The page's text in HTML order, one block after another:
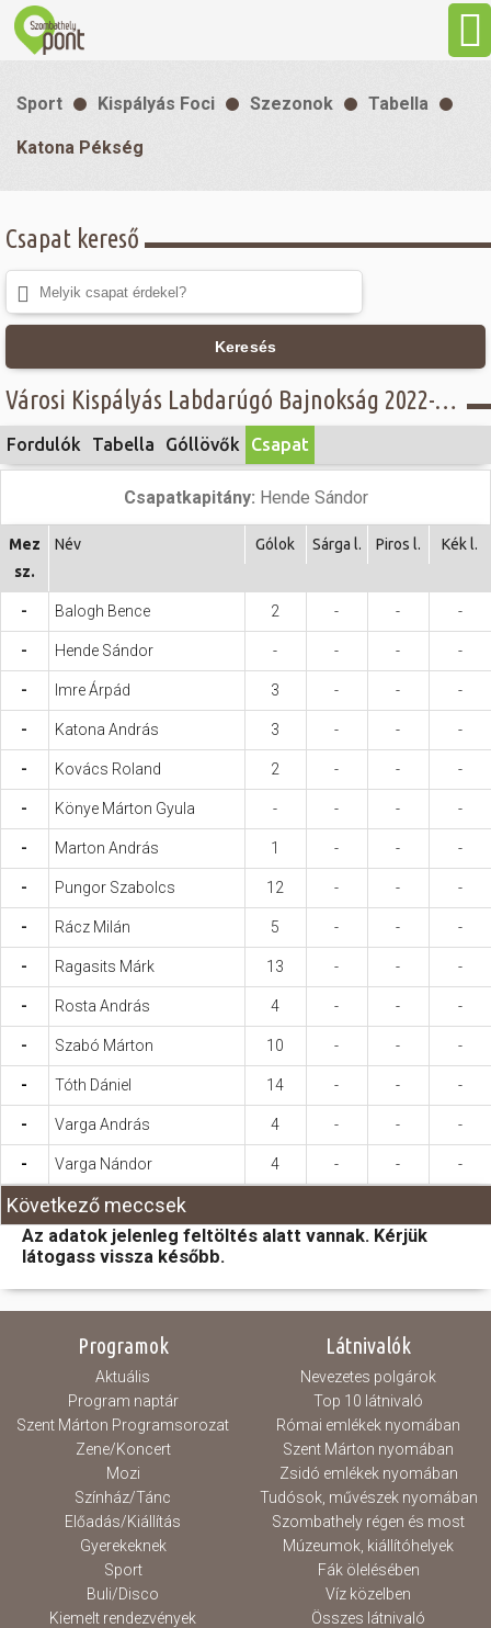
Programok
Gasztronómia
Sport
Szabadidő
Hasznos
Sport Kispályás Foci Szezonok Tabella
Katona Pékség
Csapat kereső
Keresés
Városi Kispályás Labdarúgó Bajnokság 2022-23 - III. osztály - Katona Pékség
Fordulók Tabella Góllövők Csapat
Csapatkapitány: Hende Sándor
Mez
sz.
Név Gólok Sárga l. Piros l. Kék l.
- Balogh Bence 2 - - -
- Hende Sándor - - - -
- Imre Árpád 3 - - -
- Katona András 3 - - -
- Kovács Roland 2 - - -
- Könye Márton Gyula - - - -
- Marton András 1 - - -
- Pungor Szabolcs 12 - - -
- Rácz Milán 5 - - -
- Ragasits Márk 13 - - -
- Rosta András 4 - - -
- Szabó Márton 10 - - -
- Tóth Dániel 14 - - -
- Varga András 4 - - -
- Varga Nándor 4 - - -
Következő meccsek
Az adatok jelenleg feltöltés alatt vannak. Kérjük
látogass vissza később.
Programok
Aktuális
Program naptár
Szent Márton Programsorozat
Zene/Koncert
Mozi
Színház/Tánc
Előadás/Kiállítás
Gyerekeknek
Sport
Buli/Disco
Kiemelt rendezvények
Látnivalók
Nevezetes polgárok
Top 10 látnivaló
Római emlékek nyomában
Szent Márton nyomában
Zsidó emlékek nyomában
Tudósok, művészek nyomában
Szombathely régen és most
Múzeumok, kiállítóhelyek
Fák ölelésében
Víz közelben
Összes látnivaló